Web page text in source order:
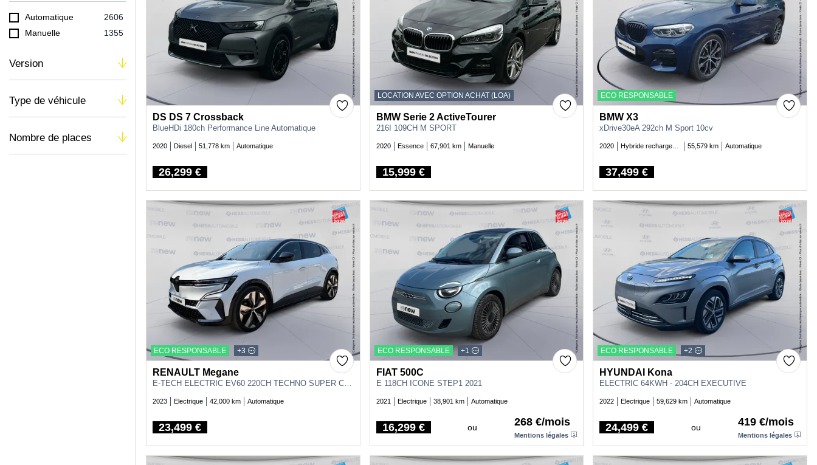
Automatique
2606
Manuelle
1355
Version
Type de véhicule
Nombre de places
DS DS 7 Crossback
BlueHDi 180ch Performance Line Automatique
2020 Diesel 51,778 km Automatique
Price
26,299 €
LOCATION AVEC OPTION ACHAT (LOA)
BMW Serie 2 ActiveTourer
216I 109CH M SPORT
2020 Essence 67,901 km Manuelle
Price
15,999 €
ECO RESPONSABLE
BMW X3
xDrive30eA 292ch M Sport 10cv
2020 55,579 km Automatique
Price
37,499 €
ECO RESPONSABLE +3
RENAULT Megane
2023 Electrique 42,000 km Automatique
Price
23,499 €
ECO RESPONSABLE +1
FIAT 500C
E 118CH ICONE STEP1 2021
2021 Electrique 38,901 km Automatique
Price
16,299 € ou 268 €/mois
Mentions légales
ECO RESPONSABLE +2
HYUNDAI Kona
ELECTRIC 64KWH - 204CH EXECUTIVE
2022 Electrique 59,629 km Automatique
Price
24,499 € ou 419 €/mois
Mentions légales